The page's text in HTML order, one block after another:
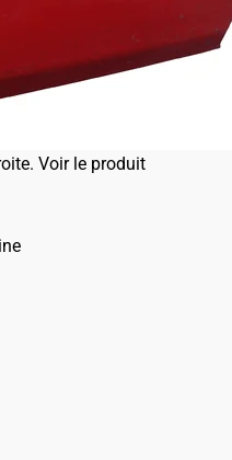
Voir le produit